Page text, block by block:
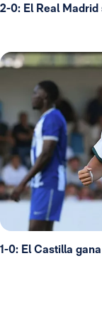
2-0: El Real
1-0: El Castilla